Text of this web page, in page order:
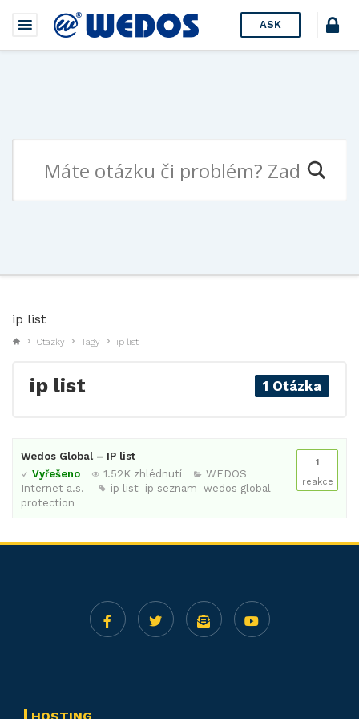
ASK
ip list
Otazky Tagy ip list
ip list 1 Otázka
1
reakce
Wedos Global – IP list
Vyřešeno
1.52K zhlédnutí
WEDOS
Internet a.s.
ip list ip seznam wedos global
protection